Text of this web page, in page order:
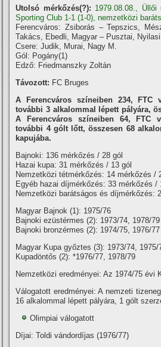
Utolsó mérkőzés(?): 1979.08.08.,
Sporting Club 1-1 (1-0), nemzetközi
Ferencváros: Zsiborás – Tepszics,
Takács, Ebedli, Magyar – Pusztai,
Csere: Judik, Murai, Nagy M.
Gól: Pogány(1)
Edző: Friedmanszky Zoltán
Távozott: FC Bruges
A Ferencváros szí­neiben 234, FTC
további 3 alkalommal lépett pályára,
A Ferencváros szí­neiben 64, FTC
további 4 gólt lőtt, összesen 68
kapujába.
Bajnoki: 136 mérkőzés / 28 gól
Hazai kupa: 31 mérkőzés / 13 gól
Nemzetközi tétmérkőzés: 14 mérkőzés /
Egyéb hazai dí­jmérkőzés: 33 mérkőzés /
Nemzetközi barátságos és dí­jmérkőzés:
Magyar Bajnok (1): 1975/76
Bajnoki ezüstérmes (2): 1973/74, 1978/79
Bajnoki bronzérmes (2): 1974/75, 1976/77
Magyar Kupa győztes (3): 1973/74, 1975/
Kupadöntős (2): *1976/77, 1978/79
Nemzetközi eredményei: Az 1974/75 évi
Válogatott eredményei: A nemzeti
16 alkalommal lépett pályára, 1 gólt
Olimpiai válogatott
Dí­jai: Toldi vándordí­jas (1976/77)